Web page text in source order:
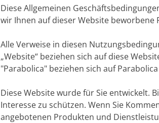
Diese Allgemeinen
wir Ihnen auf dieser Website beworbene
Alle Verweise in diesen
„Website“ beziehen sich auf diese
"Parabolica" beziehen sich auf
Diese Website wurde für Sie entwickelt.
Interesse zu schützen. Wenn Sie
angebotenen Produkten und